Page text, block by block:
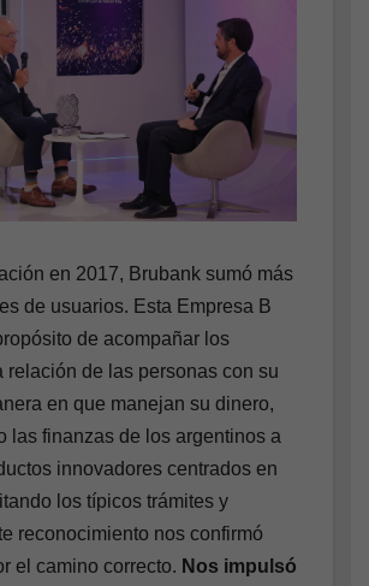
en 2017, Brubank sumó más
de usuarios. Esta Empresa B
de acompañar los
relación de las personas con su
en que manejan su dinero,
las finanzas de los argentinos a
innovadores centrados en
los típicos trámites y
reconocimiento nos confirmó
el camino correcto. Nos impulsó